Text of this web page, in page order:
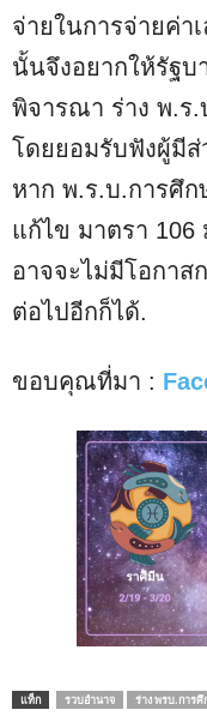
จ่ายในการจ่ายค่า
นั้นจึงอยากให้รัฐบ
พิจารณา ร่าง พ.ร
โดยยอมรับฟังผู้มีส่
หาก พ.ร.บ.การศึ
แก้ไข มาตรา 106
อาจจะไม่มีโอกาส
ต่อไปอีกก็ได้.
ขอบคุณที่มา :
แท็ก รวบอำนาจ ร่าง พรบ.การ